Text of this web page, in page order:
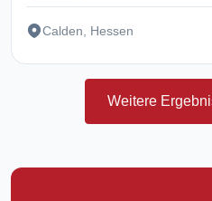
Calden, Hessen
Weitere